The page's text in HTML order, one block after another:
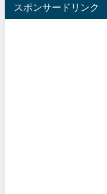
スポンサードリンク